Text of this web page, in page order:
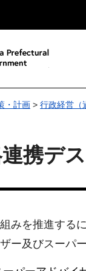
・計画 > 行政経営（
携デ
みを推進する
ー及びスーパ